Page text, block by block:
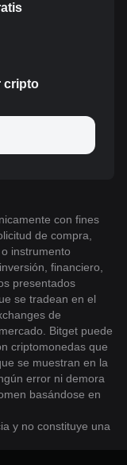
cripto
con fines
de compra,
instrumento
financiero,
presentados
se tradean en el
de
Bitget puede
criptomonedas que
se muestran en la
error ni demora
basándose en
y no constituye una